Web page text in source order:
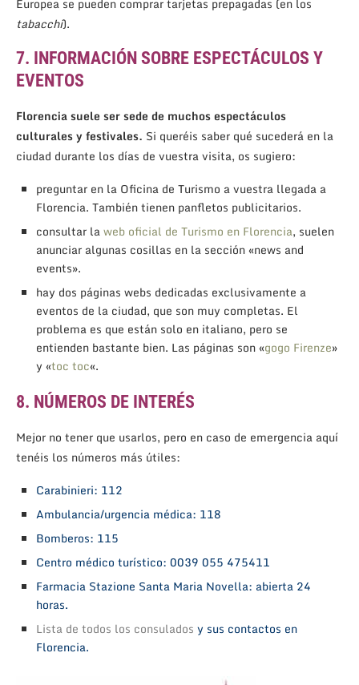
tabacchi).
7. INFORMACIÓN SOBRE ESPECTÁCULOS Y
EVENTOS
Florencia suele ser sede de muchos espectáculos
culturales y festivales. Si queréis saber qué sucederá en la
ciudad durante los días de vuestra visita, os sugiero:
preguntar en la Oficina de Turismo a vuestra llegada a
Florencia. También tienen panfletos publicitarios.
consultar laweb oficial de Turismo en Florencia, suelen
anunciar algunas cosillas en la sección «news and
events».
hay dos páginas webs dedicadas exclusivamente a
eventos de la ciudad, que son muy completas. El
problema es que están solo en italiano, pero se
entienden bastante bien. Las páginas son «gogo Firenze»
y «toc toc«.
8. NÚMEROS DE INTERÉS
Mejor no tener que usarlos, pero en caso de emergencia aquí
tenéis los números más útiles:
Carabinieri: 112
Ambulancia/urgencia médica: 118
Bomberos: 115
Centro médico turístico: 0039 055 475411
Farmacia Stazione Santa Maria Novella: abierta 24
horas.
Lista de todos los consulados y sus contactos en
Florencia.